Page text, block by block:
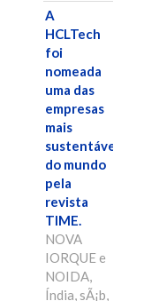
A
HCLTech
foi
nomeada
uma das
empresas
mais
sustentáveis
do mundo
pela
revista
TIME.
NOVA
IORQUE e
NOIDA,
Índia, sÃ¡b,